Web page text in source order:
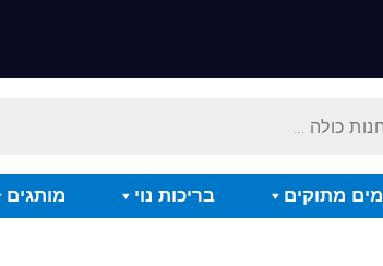
מים מתוקים בריכות נוי מותגים